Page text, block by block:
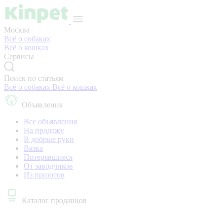
Москва
Всё о собаках
Всё о кошках
Сервисы
Поиск по статьям
Всё о собаках Всё о кошках
Объявления
Все объявления
На продажу
В добрые руки
Вязка
Потерявшиеся
От заводчиков
Из приютов
Каталог продавцов